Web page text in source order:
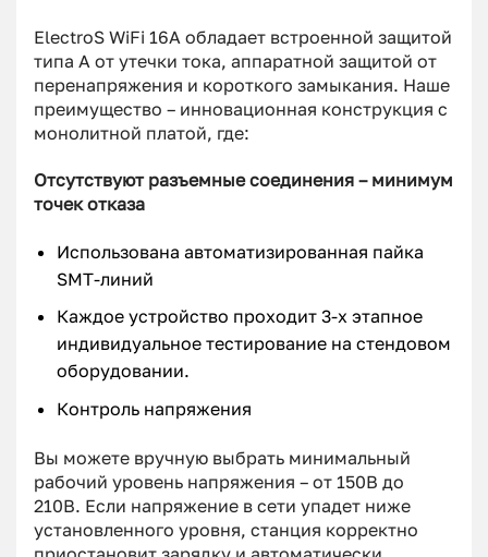
ElectroS WiFi 16А обладает встроенной защитой
типа А от утечки тока, аппаратной защитой от
перенапряжения и короткого замыкания. Наше
преимущество – инновационная конструкция с
монолитной платой, где:
Отсутствуют разъемные соединения – минимум
точек отказа
Использована автоматизированная пайка
SMT-линий
Каждое устройство проходит 3-х этапное
индивидуальное тестирование на стендовом
оборудовании.
Контроль напряжения
Вы можете вручную выбрать минимальный
рабочий уровень напряжения – от 150В до
210В. Если напряжение в сети упадет ниже
установленного уровня, станция корректно